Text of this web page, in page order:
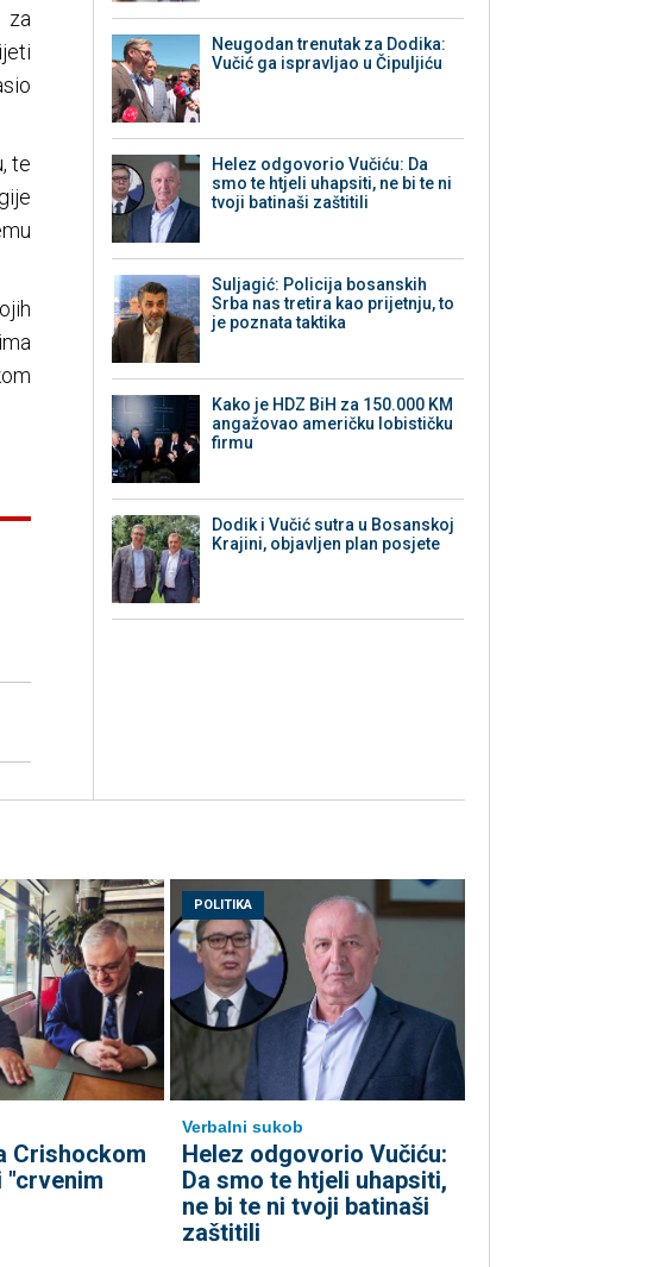
za
te
Neugodan trenutak za Dodika:
Vučić ga ispravljao u Čipuljiću
Helez odgovorio Vučiću: Da
smo te htjeli uhapsiti, ne bi te ni
tvoji batinaši zaštitili
Suljagić: Policija bosanskih
Srba nas tretira kao prijetnju, to
je poznata taktika
Kako je HDZ BiH za 150.000 KM
angažovao američku lobističku
firmu
Dodik i Vučić sutra u Bosanskoj
Krajini, objavljen plan posjete
Crishockom
"crvenim
POLITIKA
Verbalni sukob
Helez odgovorio Vučiću:
Da smo te htjeli uhapsiti,
ne bi te ni tvoji batinaši
zaštitili